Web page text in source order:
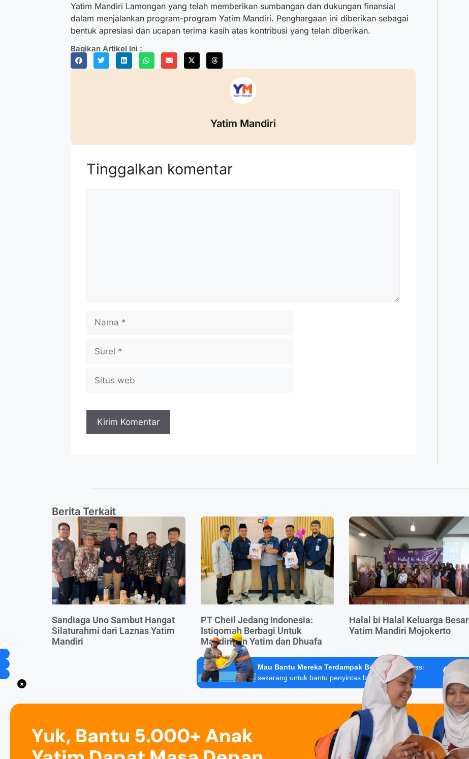
Yatim Mandiri Lamongan yang telah memberikan sumbangan dan dukungan finansial
dalam menjalankan program-program Yatim Mandiri. Penghargaan ini diberikan sebagai
bentuk apresiasi dan ucapan terima kasih atas kontribusi yang telah diberikan.
Bagikan Artikel Ini :
Yatim Mandiri
Tinggalkan komentar
Berita Terkait
Sandiaga Uno Sambut Hangat
Silaturahmi dari Laznas Yatim
Mandiri
PT Cheil Jedang Indonesia:
Istiqomah Berbagi Untuk
Mandirikan Yatim dan Dhuafa
Halal bi Halal Keluarga Besar
Yatim Mandiri Mojokerto
Mau Bantu Mereka Terdampak Bencana?
Donasi
sekarang untuk bantu penyintas banjir Sumatera!
Yuk, Bantu 5.000+ Anak